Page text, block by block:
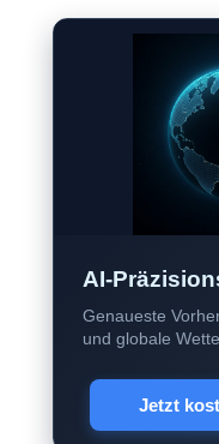
AI-
Genaueste
und globale
Jetzt